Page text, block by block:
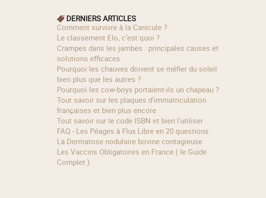
DERNIERS ARTICLES
Comment survivre à la Canicule ?
Le classement Elo, c’est quoi ?
Crampes dans les jambes : principales causes et
solutions efficaces
Pourquoi les chauves doivent se méfier du soleil
bien plus que les autres ?
Pourquoi les cow‑boys portaient‑ils un chapeau ?
Tout savoir sur les plaques d'immatriculation
françaises et bien plus encore
Tout savoir sur le code ISBN et bien l'utiliser
FAQ - Les Péages à Flux Libre en 20 questions
La Dermatose nodulaire bovine contagieuse
Les Vaccins Obligatoires en France ( le Guide
Complet )